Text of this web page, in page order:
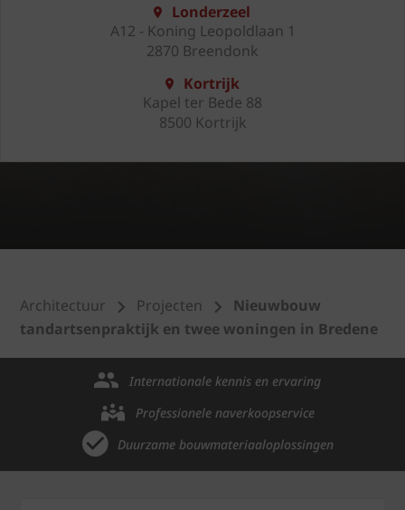
Londerzeel
A12 - Koning Leopoldlaan 1
2870 Breendonk
Kortrijk
Kapel ter Bede 88
8500 Kortrijk
Architectuur Projecten
Nieuwbouw
tandartsenpraktijk en twee woningen in Bredene
Internationale kennis en ervaring
Professionele naverkoopservice
Duurzame bouwmateriaaloplossingen